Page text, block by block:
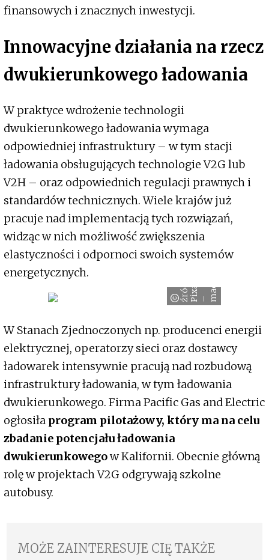
finansowych i znacznych inwestycji.
Innowacyjne działania na rzecz
dwukierunkowego ładowania
W praktyce wdrożenie technologii
dwukierunkowego ładowania wymaga
odpowiedniej infrastruktury – w tym stacji
ładowania obsługujących technologie V2G lub
V2H – oraz odpowiednich regulacji prawnych i
standardów technicznych. Wiele krajów już
pracuje nad implementacją tych rozwiązań,
widząc w nich możliwość zwiększenia
elastyczności i odpornoci swoich systemów
energetycznych.
ź
r
ó
d
ł
o
:
i
x
a
b
ay
m
a
c
d
ee
d
l e
W Stanach Zjednoczonych np. producenci energii
elektrycznej, operatorzy sieci oraz dostawcy
ładowarek intensywnie pracują nad rozbudową
infrastruktury ładowania, w tym ładowania
dwukierunkowego. Firma Pacific Gas and Electric
ogłosiła program pilotażowy, który ma na celu
zbadanie potencjału ładowania
dwukierunkowegow Kalifornii. Obecnie główną
rolę w projektach V2G odgrywają szkolne
autobusy.
MOŻE ZAINTERESUJE CIĘ TAKŻE